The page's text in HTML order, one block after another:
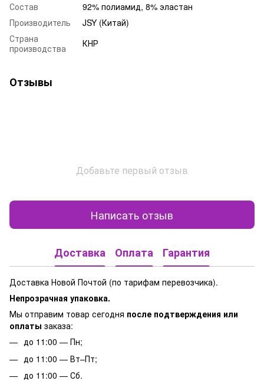
Состав
92% полиамид, 8% эластан
Производитель
JSY (Китай)
Страна
производства
КНР
Отзывы
Добавьте первый отзыв
Написать отзыв
Доставка Оплата Гарантия
Доставка Новой Почтой (по тарифам перевозчика).
Непрозрачная упаковка.
Мы отправим товар сегодня после подтверждения или
оплаты заказа:
до 11:00 — Пн;
до 11:00 — Вт–Пт;
до 11:00 — Сб.